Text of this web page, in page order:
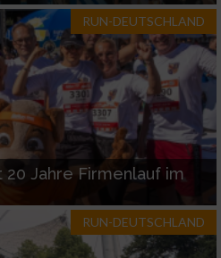
RUN-DEUTSCHLAND
Jahre Firmenlauf im
RUN-DEUTSCHLAND